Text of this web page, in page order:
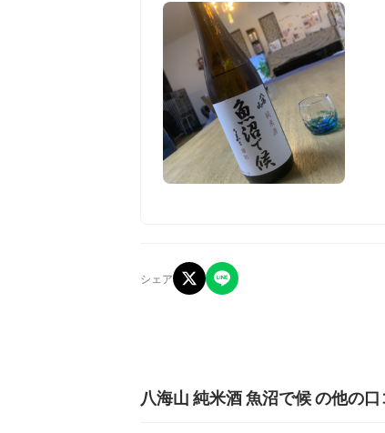
シェア
八海山 純米酒 魚沼で候 の他の口